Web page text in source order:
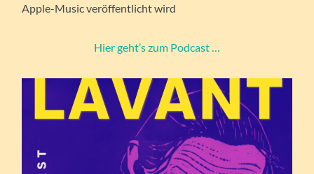
Apple-Music veröffentlicht wird
Hier geht’s zum Podcast …